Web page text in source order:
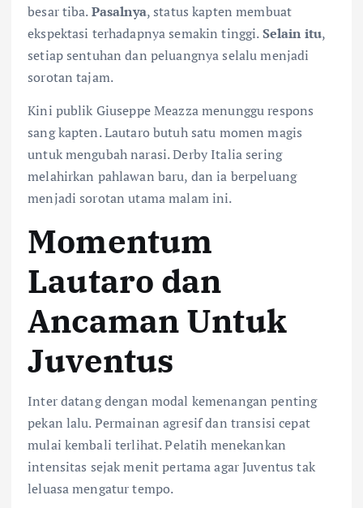
besar tiba.Pasalnya, status kapten membuat
ekspektasi terhadapnya semakin tinggi.Selain itu,
setiap sentuhan dan peluangnya selalu menjadi
sorotan tajam.
Kini publik Giuseppe Meazza menunggu respons
sang kapten. Lautaro butuh satu momen magis
untuk mengubah narasi. Derby Italia sering
melahirkan pahlawan baru, dan ia berpeluang
menjadi sorotan utama malam ini.
Momentum
Lautaro dan
Ancaman Untuk
Juventus
Inter datang dengan modal kemenangan penting
pekan lalu. Permainan agresif dan transisi cepat
mulai kembali terlihat. Pelatih menekankan
intensitas sejak menit pertama agar Juventus tak
leluasa mengatur tempo.